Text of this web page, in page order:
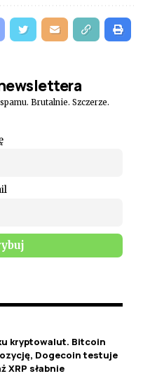
Brutalnie. Szczerze.
kryptowalut. Bitcoin
Dogecoin testuje
XRP słabnie